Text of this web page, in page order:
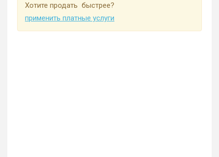
Хотите продать быстрее?
применить платные услуги